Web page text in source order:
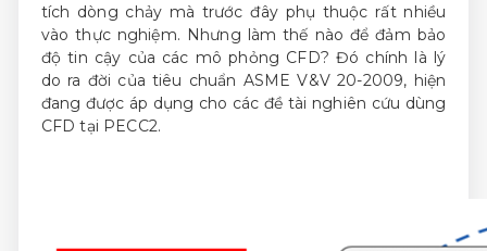
tích dòng chảy mà trước đây phụ thuộc rất nhiều
vào thực nghiệm. Nhưng làm thế nào để đảm bảo
độ tin cậy của các mô phỏng CFD? Đó chính là lý
do ra đời của tiêu chuẩn ASME V&V 20-2009, hiện
đang được áp dụng cho các đề tài nghiên cứu dùng
CFD tại PECC2.